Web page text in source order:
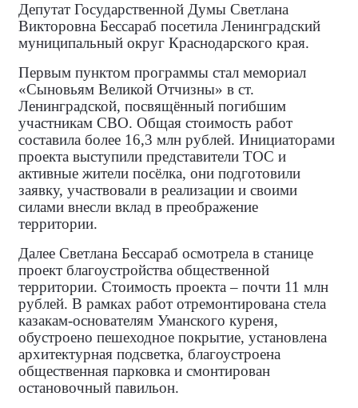
Депутат Государственной Думы Светлана
Викторовна Бессараб посетила Ленинградский
муниципальный округ Краснодарского края.
Первым пунктом программы стал мемориал
«Сыновьям Великой Отчизны» в ст.
Ленинградской, посвящённый погибшим
участникам СВО. Общая стоимость работ
составила более 16,3 млн рублей. Инициаторами
проекта выступили представители ТОС и
активные жители посёлка, они подготовили
заявку, участвовали в реализации и своими
силами внесли вклад в преображение
территории.
Далее Светлана Бессараб осмотрела в станице
проект благоустройства общественной
территории. Стоимость проекта – почти 11 млн
рублей. В рамках работ отремонтирована стела
казакам‑основателям Уманского куреня,
обустроено пешеходное покрытие, установлена
архитектурная подсветка, благоустроена
общественная парковка и смонтирован
остановочный павильон.